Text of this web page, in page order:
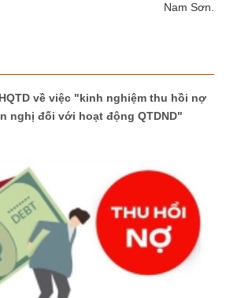
Nam Sơn.
về việc "kinh nghiệm thu hồi nợ
nghị đối với hoạt động QTDND"